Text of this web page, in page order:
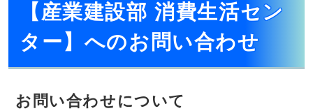
【産業建設部 消費生活セン
ター】へのお問い合わせ
お問い合わせについて